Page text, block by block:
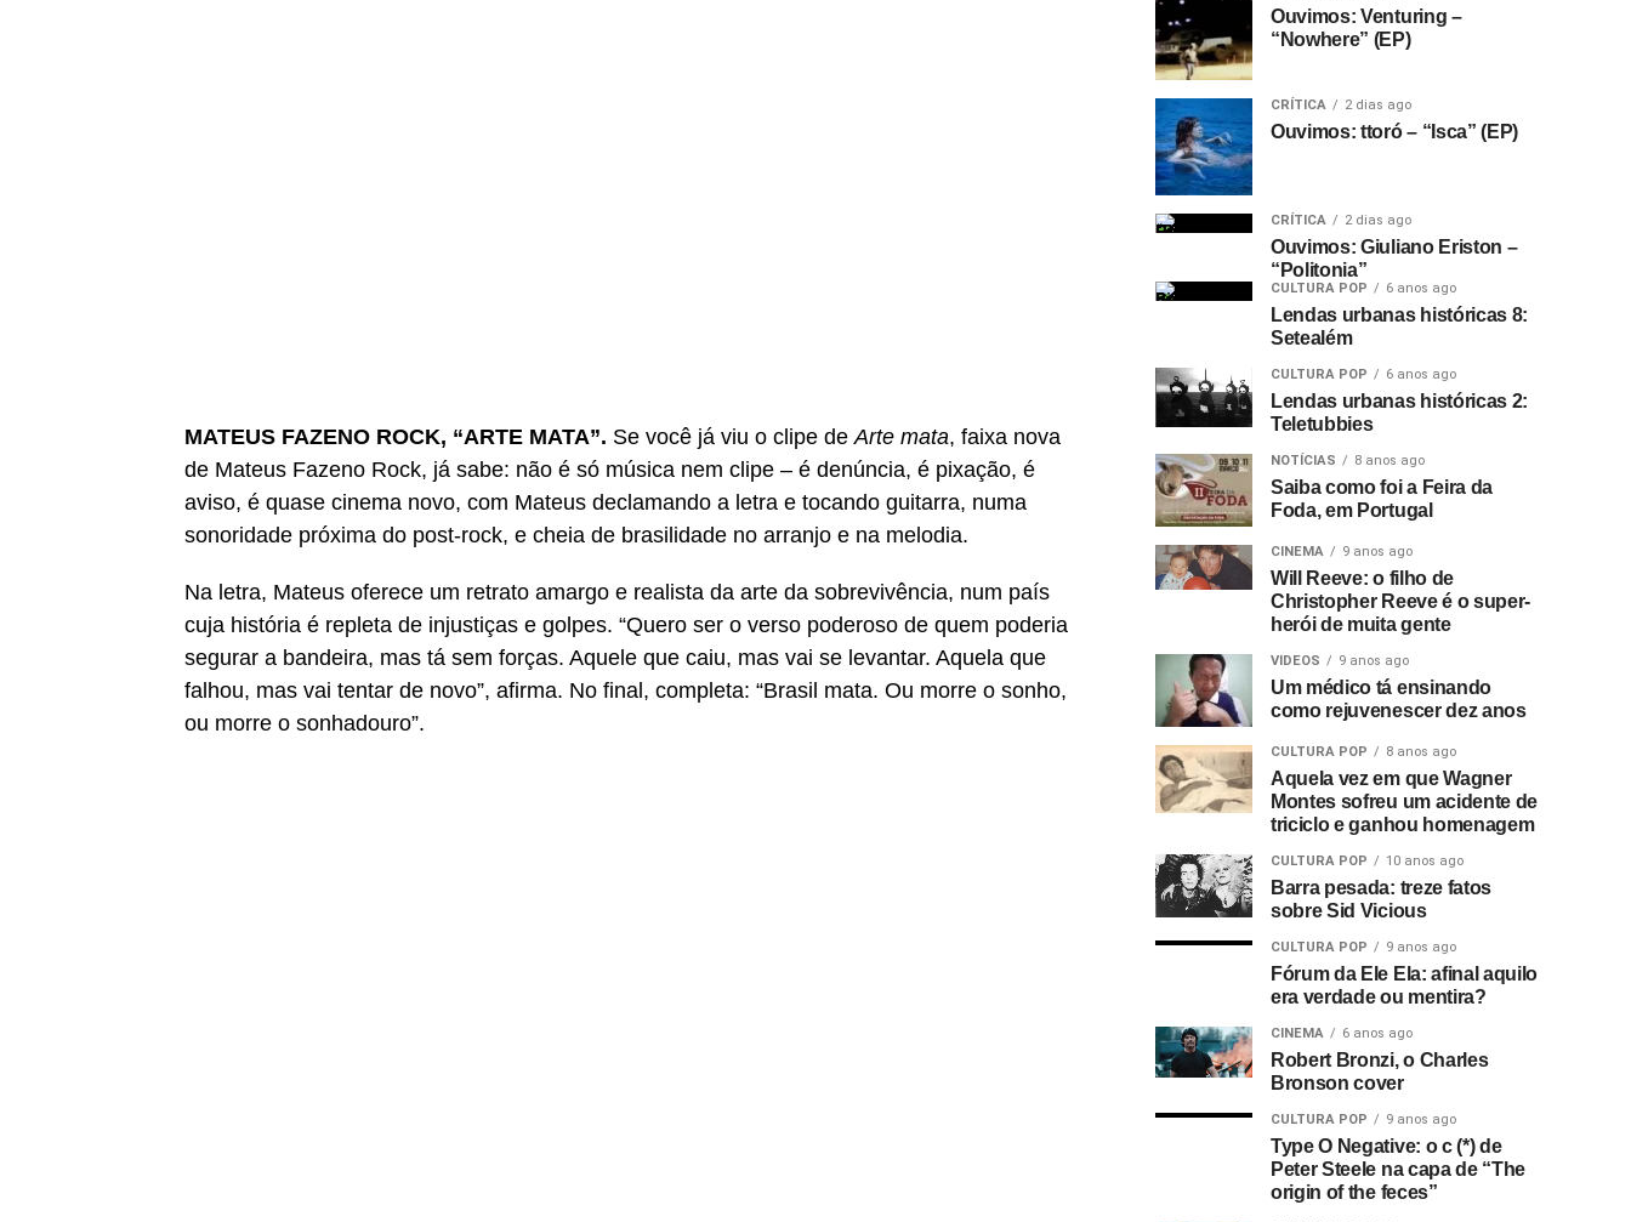
MATEUS FAZENO ROCK, “ARTE MATA”. Se você já viu o clipe deArte mata, faixa nova
de Mateus Fazeno Rock, já sabe: não é só música nem clipe – é denúncia, é pixação, é
aviso, é quase cinema novo, com Mateus declamando a letra e tocando guitarra, numa
sonoridade próxima do post-rock, e cheia de brasilidade no arranjo e na melodia.
Na letra, Mateus oferece um retrato amargo e realista da arte da sobrevivência, num país
cuja história é repleta de injustiças e golpes. “Quero ser o verso poderoso de quem poderia
segurar a bandeira, mas tá sem forças. Aquele que caiu, mas vai se levantar. Aquela que
falhou, mas vai tentar de novo”, afirma. No final, completa: “Brasil mata. Ou morre o sonho,
ou morre o sonhadouro”.
Ouvimos: Venturing –
“Nowhere” (EP)
CRÍTICA 2 dias ago
Ouvimos: ttoró – “Isca” (EP)
CRÍTICA 2 dias ago
Ouvimos: Giuliano Eriston –
“Politonia”
CULTURA POP 6 anos ago
Lendas urbanas históricas 8:
Setealém
CULTURA POP 6 anos ago
Lendas urbanas históricas 2:
Teletubbies
NOTÍCIAS 8 anos ago
Saiba como foi a Feira da
Foda, em Portugal
CINEMA 9 anos ago
Will Reeve: o filho de
Christopher Reeve é o super-
herói de muita gente
VIDEOS 9 anos ago
Um médico tá ensinando
como rejuvenescer dez anos
CULTURA POP 8 anos ago
Aquela vez em que Wagner
Montes sofreu um acidente de
triciclo e ganhou homenagem
CULTURA POP 10 anos ago
Barra pesada: treze fatos
sobre Sid Vicious
CULTURA POP 9 anos ago
Fórum da Ele Ela: afinal aquilo
era verdade ou mentira?
CINEMA 6 anos ago
Robert Bronzi, o Charles
Bronson cover
CULTURA POP 9 anos ago
Type O Negative: o c (*) de
Peter Steele na capa de “The
origin of the feces”